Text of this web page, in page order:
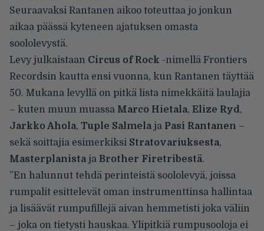
Seuraavaksi Rantanen aikoo toteuttaa jo jonkun
aikaa päässä kyteneen ajatuksen omasta
soololevystä.
Levy julkaistaan Circus of Rock -nimellä Frontiers
Recordsin kautta ensi vuonna, kun Rantanen täyttää
50. Mukana levyllä on pitkä lista nimekkäitä laulajia
– kuten muun muassa Marco Hietala, Elize Ryd,
Jarkko Ahola, Tuple Salmelaja Pasi Rantanen –
sekä soittajia esimerkiksi Stratovariuksesta,
Masterplanistaja Brother Firetribestä.
”En halunnut tehdä perinteistä soololevyä, joissa
rumpalit esittelevät oman instrumenttinsa hallintaa
ja lisäävät rumpufillejä aivan hemmetisti joka väliin
– joka on tietysti hauskaa. Ylipitkiä rumpusooloja ei